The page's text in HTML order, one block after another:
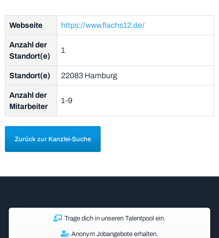
Webseite https://www.flachs12.de/
Anzahl der
Standort(e)
1
Standort(e) 22083 Hamburg
Anzahl der
Mitarbeiter
1-9
Zurück zur Kanzlei-Suche
Trage dich in unseren Talentpool ein.
Anonym Jobangebote erhalten.